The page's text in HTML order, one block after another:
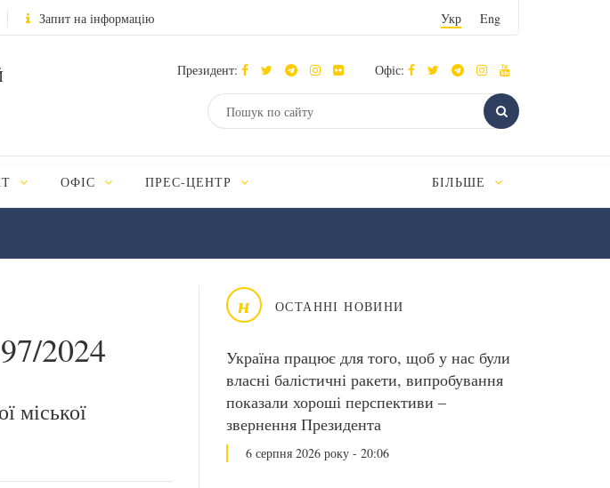
Запит на інформацію Укр Eng
Президент: Офіс:
ОФІС ПРЕС-ЦЕНТР БІЛЬШЕ
н ОСТАННІ НОВИНИ
Україна працює для того, щоб у нас були
власні балістичні ракети, випробування
показали хороші перспективи –
звернення Президента
6 серпня 2026 року - 20:06
2024
міської